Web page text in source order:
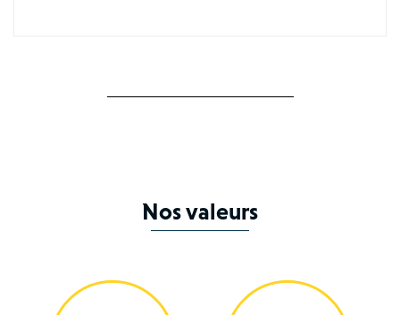
Nos valeurs